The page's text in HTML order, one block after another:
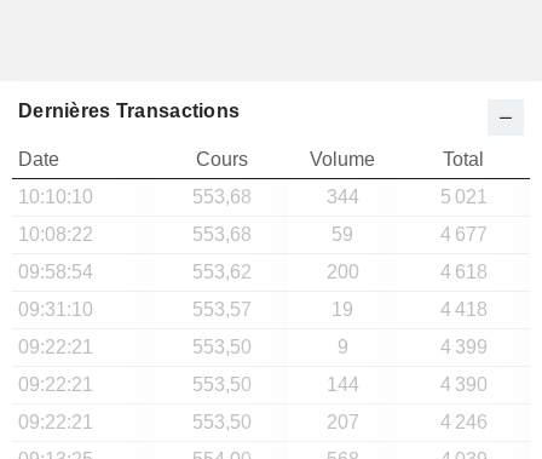
Dernières Transactions
Date Cours Volume
Total
10:10:10
553,68 344
5 021
10:08:22
553,68 59
4 677
09:58:54
553,62 200
4 618
09:31:10
553,57 19
4 418
09:22:21
553,50 9
4 399
09:22:21
553,50 144
4 390
09:22:21
553,50 207
4 246